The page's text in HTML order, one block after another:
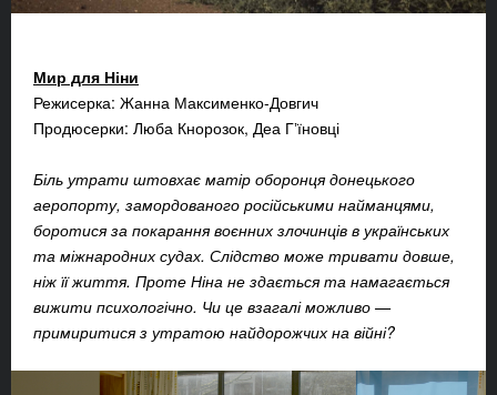
Мир для Ніни
Режисерка: Жанна Максименко-Довгич
Продюсерки: Люба Кнорозок, Деа Гʼїновці
Біль утрати штовхає матір оборонця донецького
аеропорту, замордованого російськими найманцями,
боротися за покарання воєнних злочинців в українських
та міжнародних судах. Слідство може тривати довше,
ніж її життя. Проте Ніна не здається та намагається
вижити психологічно. Чи це взагалі можливо —
примиритися з утратою найдорожчих на війні?